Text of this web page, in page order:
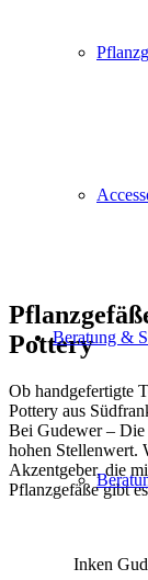
Beratung &
Pottery
Ob handgefertigte
Pottery aus
Bei Gudewer – Die
hohen Stellenwert.
Akzentgeber, die
Pflanzgefäße gibt
Inken